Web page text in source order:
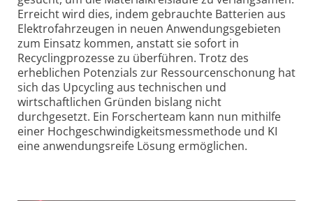
Erreicht wird dies, indem gebrauchte Batterien aus
Elektrofahrzeugen in neuen Anwendungsgebieten
zum Einsatz kommen, anstatt sie sofort in
Recyclingprozesse zu überführen. Trotz des
erheblichen Potenzials zur Ressourcenschonung hat
sich das Upcycling aus technischen und
wirtschaftlichen Gründen bislang nicht
durchgesetzt. Ein Forscherteam kann nun mithilfe
einer Hochgeschwindigkeitsmessmethode und KI
eine anwendungsreife Lösung ermöglichen.